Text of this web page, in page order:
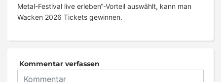
Metal-Festival live erleben“-Vorteil auswählt, kann man
Wacken 2026 Tickets gewinnen.
Kommentar verfassen